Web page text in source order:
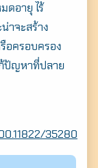
ดอายุ ไร้
าจะสร้าง
อครอบครอง
ปัญหาที่ปลาย
35280